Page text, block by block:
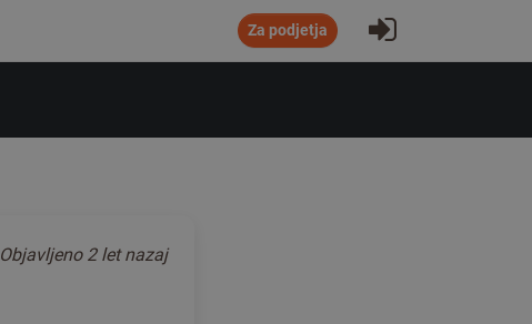
Za podjetja Prijavi se
Objavljeno 2 let nazaj